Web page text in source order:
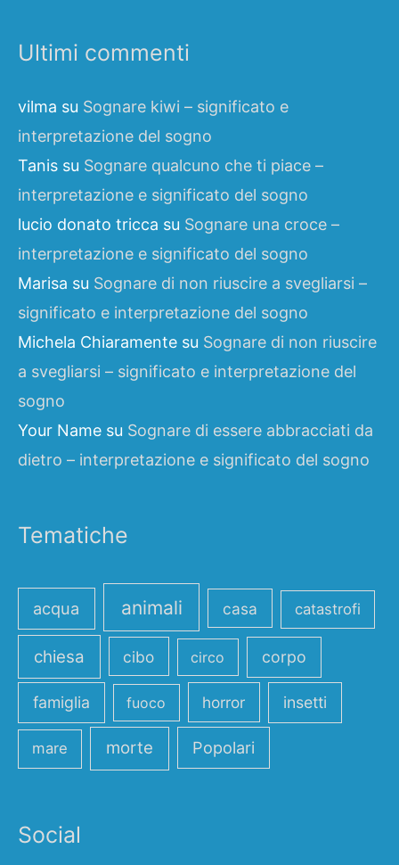
Ultimi commenti
vilma su Sognare kiwi – significato e
interpretazione del sogno
Tanis su Sognare qualcuno che ti piace –
interpretazione e significato del sogno
lucio donato tricca su Sognare una croce –
interpretazione e significato del sogno
Marisa su Sognare di non riuscire a svegliarsi –
significato e interpretazione del sogno
Michela Chiaramente su Sognare di non riuscire
a svegliarsi – significato e interpretazione del
sogno
Your Name su Sognare di essere abbracciati da
dietro – interpretazione e significato del sogno
Tematiche
acqua animali casa catastrofi
chiesa cibo circo corpo
famiglia fuoco horror insetti
mare morte Popolari
Social